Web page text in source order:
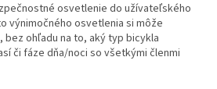
osvetlenie do užívateľského
výnimočného osvetlenia si môže
bez ohľadu na to, aký typ bicykla
či fáze dňa/noci so všetkými členmi